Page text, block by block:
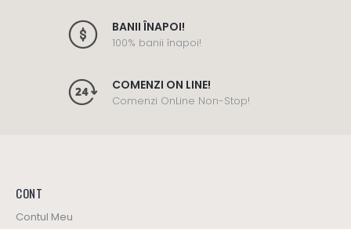
BANII ÎNAPOI!
100% banii înapoi!
COMENZI ON LINE!
Comenzi OnLine Non-Stop!
CONT
Contul Meu